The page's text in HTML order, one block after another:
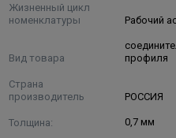
Жизненный цикл
номенклатуры
Рабочий
Вид товара
профиля
Страна
производитель
РОССИЯ
Толщина: 0,7 мм